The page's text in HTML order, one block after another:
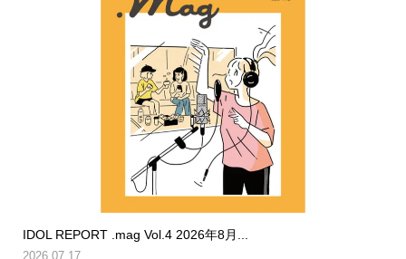
IDOL REPORT .mag Vol.4 2026年8月...
2026.07.17